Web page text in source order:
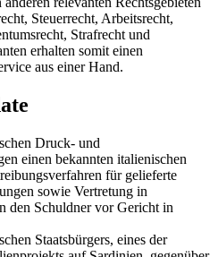
Steuerrecht, Arbeitsrecht,
Strafrecht und
erhalten somit einen
aus einer Hand.
Druck- und
einen bekannten italienischen
für gelieferte
sowie Vertretung in
den Schuldner vor Gericht in
Staatsbürgers, eines der